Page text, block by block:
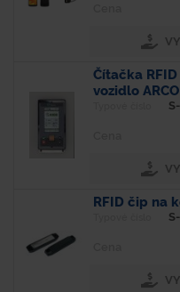
Čítačka
vozidlo
RFID čip na